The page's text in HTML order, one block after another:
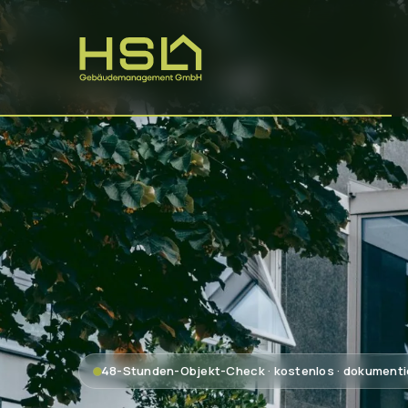
48-Stunden-Objekt-Check · kostenlos ·